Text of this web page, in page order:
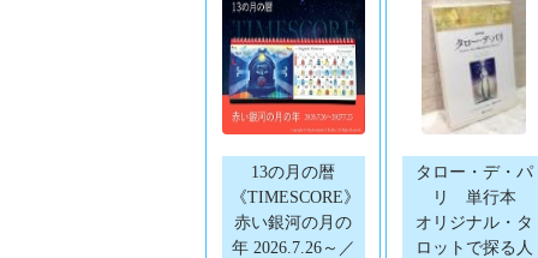
13の月の暦
《TIMESCORE》
赤い銀河の月の
年 2026.7.26～／
タロー・デ・パ
リ 単行本
オリジナル・タ
ロットで探る人